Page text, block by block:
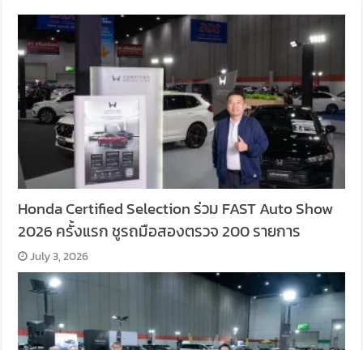
Honda Certified Selection ร่วม FAST Auto Show
2026 ครั้งแรก ชูรถมือสองตรวจ 200 รายการ
July 3, 2026